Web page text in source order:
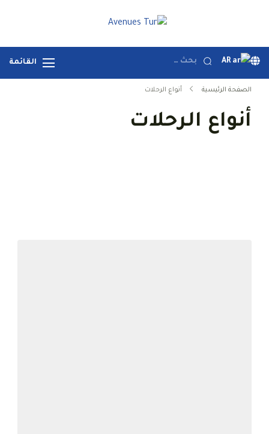
in Turkey
AR
البحث
عن:
القائمة
الصفحة الرئيسية أنواع الرحلات
أنواع الرحلات